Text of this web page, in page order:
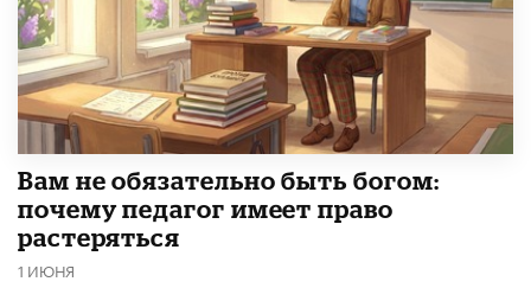
​Вам не обязательно быть богом:
почему педагог имеет право
растеряться
1 ИЮНЯ